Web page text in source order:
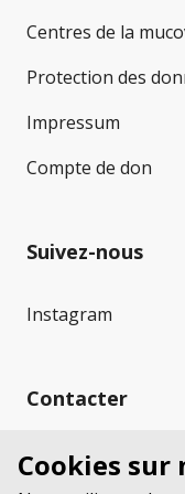
Centres de la
Protection des
Impressum
Compte de don
Suivez-nous
Instagram
Contacter
Mucoviscidose
Cookies sur